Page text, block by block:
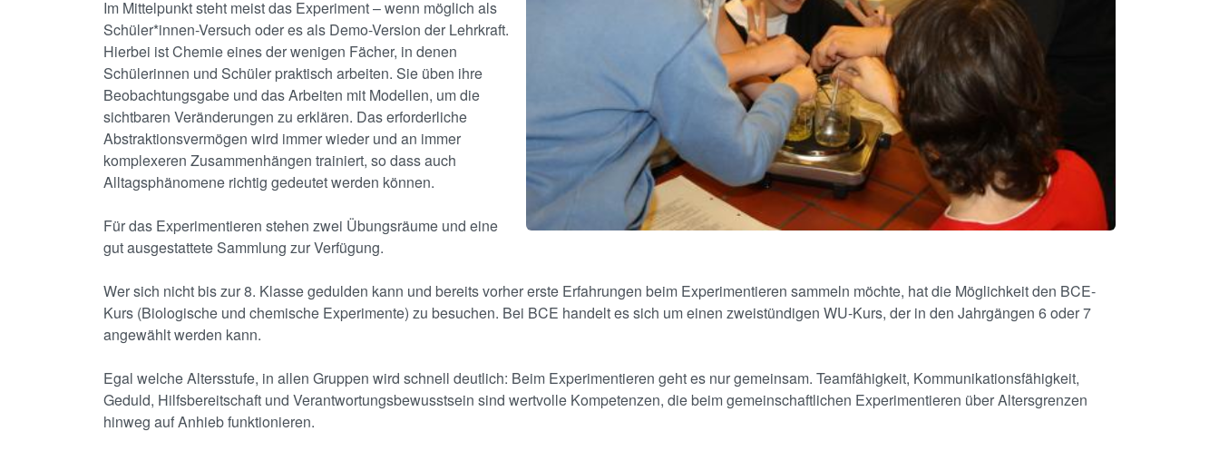
Im Mittelpunkt steht meist das Experiment – wenn möglich als
Schüler*innen-Versuch oder es als Demo-Version der Lehrkraft.
Hierbei ist Chemie eines der wenigen Fächer, in denen
Schülerinnen und Schüler praktisch arbeiten. Sie üben ihre
Beobachtungsgabe und das Arbeiten mit Modellen, um die
sichtbaren Veränderungen zu erklären. Das erforderliche
Abstraktionsvermögen wird immer wieder und an immer
komplexeren Zusammenhängen trainiert, so dass auch
Alltagsphänomene richtig gedeutet werden können.
Für das Experimentieren stehen zwei Übungsräume und eine
gut ausgestattete Sammlung zur Verfügung.
Wer sich nicht bis zur 8. Klasse gedulden kann und bereits vorher erste Erfahrungen beim Experimentieren sammeln möchte, hat die Möglichkeit den BCE-
Kurs (Biologische und chemische Experimente) zu besuchen. Bei BCE handelt es sich um einen zweistündigen WU-Kurs, der in den Jahrgängen 6 oder 7
angewählt werden kann.
Egal welche Altersstufe, in allen Gruppen wird schnell deutlich: Beim Experimentieren geht es nur gemeinsam. Teamfähigkeit, Kommunikationsfähigkeit,
Geduld, Hilfsbereitschaft und Verantwortungsbewusstsein sind wertvolle Kompetenzen, die beim gemeinschaftlichen Experimentieren über Altersgrenzen
hinweg auf Anhieb funktionieren.